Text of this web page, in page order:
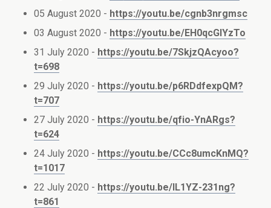
05 August 2020 - https://youtu.be/cgnb3nrgmsc
03 August 2020 - https://youtu.be/EH0qcGIYzTo
31 July 2020 - https://youtu.be/7SkjzQAcyoo?
t=698
29 July 2020 - https://youtu.be/p6RDdfexpQM?
t=707
27 July 2020 - https://youtu.be/qfio-YnARgs?
t=624
24 July 2020 - https://youtu.be/CCc8umcKnMQ?
t=1017
22 July 2020 - https://youtu.be/IL1YZ-231ng?
t=861